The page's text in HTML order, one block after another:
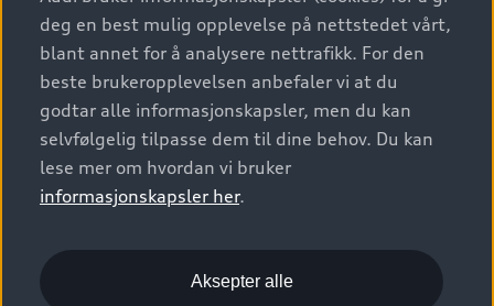
SUV
Stasjonsvogn
Sportback
S/RS
Konseptbiler og prototyper
Biler på lager
Finn forhandler
Bestill prøvekjøring
Kontakt forhandler
Bilgarantier
Behold nybilfølelsen
Audi Originalt tilbehør
Verkstedtjenester
Digitale tjenester
Audi digitale tjenester
Audi connect
Functions on demand
Kom i gang med myAudi
Audi Norge
Kundeservice
Audi Driving Experience
© 2026 AUDI NORGE. All Rights Reserved.
Imprint
deg en best mulig opplevelse på nettstedet vårt,
blant annet for å analysere nettrafikk. For den
beste brukeropplevelsen anbefaler vi at du
godtar alle informasjonskapsler, men du kan
selvfølgelig tilpasse dem til dine behov. Du kan
lese mer om hvordan vi bruker
informasjonskapsler her.
Aksepter alle